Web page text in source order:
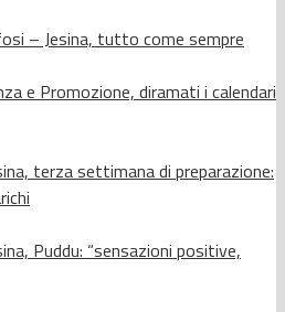
– Jesina, tutto come sempre
e Promozione, diramati i calendari
terza settimana di preparazione:
Puddu: “sensazioni positive,